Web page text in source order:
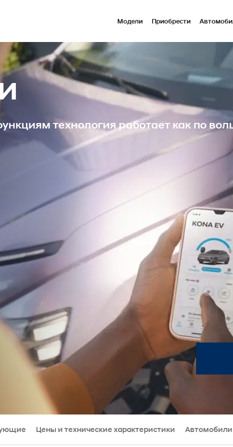
Модели Приобрести
технология работает как по
Цены и технические характеристики Автомобили